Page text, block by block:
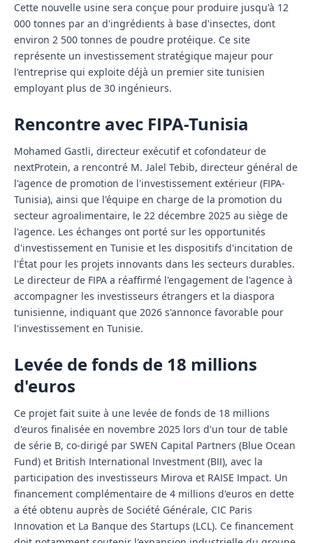
Cette nouvelle usine sera conçue pour produire jusqu'à 12
000 tonnes par an d'ingrédients à base d'insectes, dont
environ 2 500 tonnes de poudre protéique. Ce site
représente un investissement stratégique majeur pour
l'entreprise qui exploite déjà un premier site tunisien
employant plus de 30 ingénieurs.
Rencontre avec FIPA-Tunisia
Mohamed Gastli, directeur exécutif et cofondateur de
nextProtein, a rencontré M. Jalel Tebib, directeur général de
l'agence de promotion de l'investissement extérieur (FIPA-
Tunisia), ainsi que l'équipe en charge de la promotion du
secteur agroalimentaire, le 22 décembre 2025 au siège de
l'agence. Les échanges ont porté sur les opportunités
d'investissement en Tunisie et les dispositifs d'incitation de
l'État pour les projets innovants dans les secteurs durables.
Le directeur de FIPA a réaffirmé l'engagement de l'agence à
accompagner les investisseurs étrangers et la diaspora
tunisienne, indiquant que 2026 s'annonce favorable pour
l'investissement en Tunisie.
Levée de fonds de 18 millions
d'euros
Ce projet fait suite à une levée de fonds de 18 millions
d'euros finalisée en novembre 2025 lors d'un tour de table
de série B, co-dirigé par SWEN Capital Partners (Blue Ocean
Fund) et British International Investment (BII), avec la
participation des investisseurs Mirova et RAISE Impact. Un
financement complémentaire de 4 millions d'euros en dette
a été obtenu auprès de Société Générale, CIC Paris
Innovation et La Banque des Startups (LCL). Ce financement